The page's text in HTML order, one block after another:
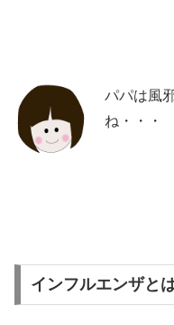
パパは風
ね・・・
インフルエンザと